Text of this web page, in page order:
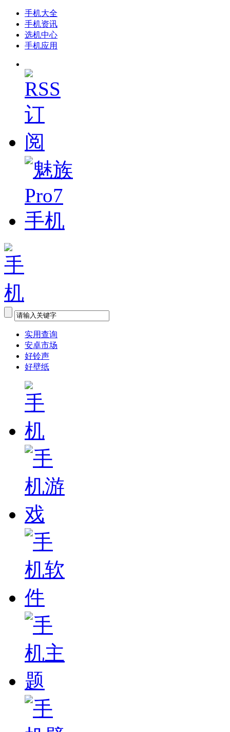
手机大全
手机资讯
选机中心
手机应用
实用查询
安卓市场
好铃声
好壁纸